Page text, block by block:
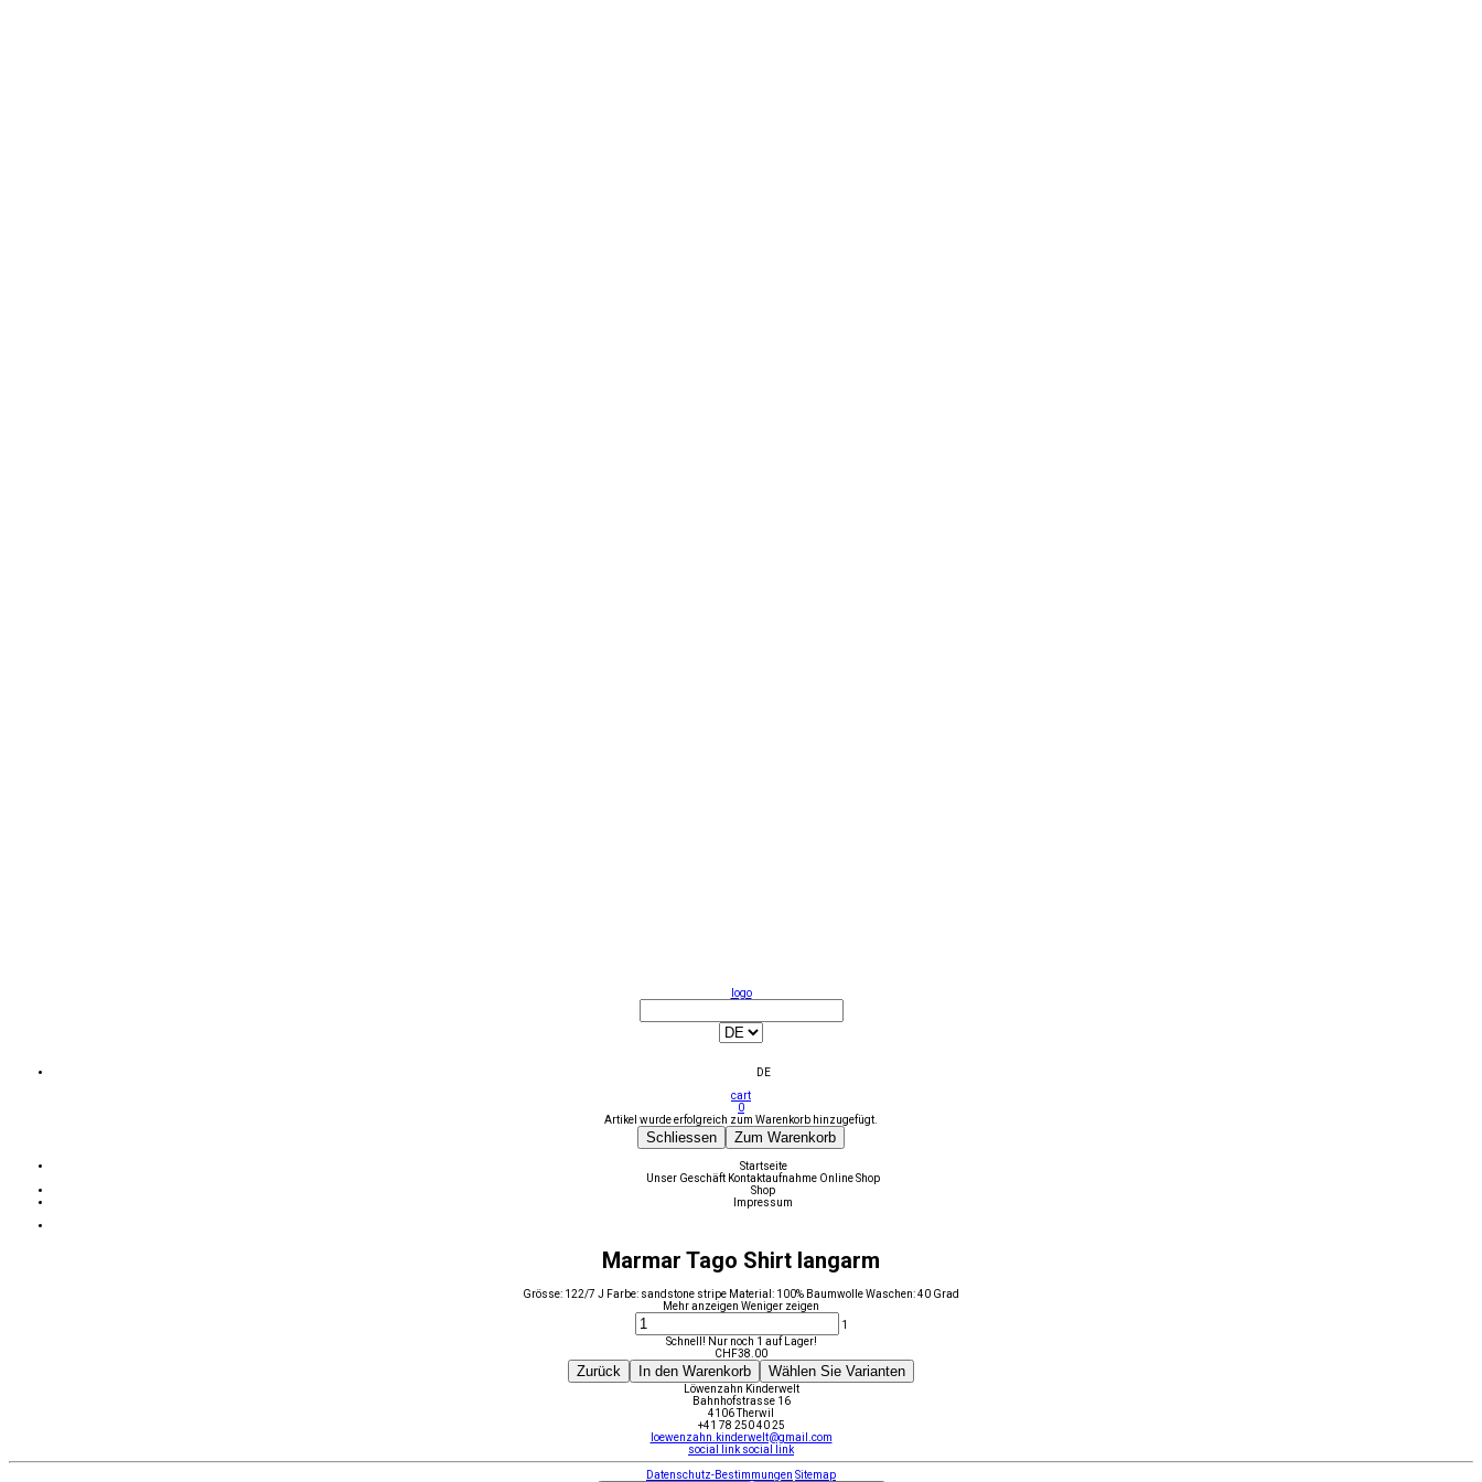
logo
DE
cart
0
Artikel wurde erfolgreich zum Warenkorb hinzugefügt.
Schliessen Zum Warenkorb
Startseite
Unser Geschäft Kontaktaufnahme Online Shop
Shop
Impressum
Marmar Tago Shirt langarm
Grösse: 122/7 J Farbe: sandstone stripe Material: 100% Baumwolle Waschen: 40 Grad
Mehr anzeigen Weniger zeigen
1
Schnell! Nur noch 1 auf Lager!
CHF38.00
Zurück In den Warenkorb Wählen Sie Varianten
Löwenzahn Kinderwelt
Bahnhofstrasse 16
4106 Therwil
+41 78 250 40 25
loewenzahn.kinderwelt@gmail.com
social link social link
Datenschutz-Bestimmungen Sitemap